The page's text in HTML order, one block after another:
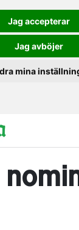
Jag accepterar
Jag avböjer
mina